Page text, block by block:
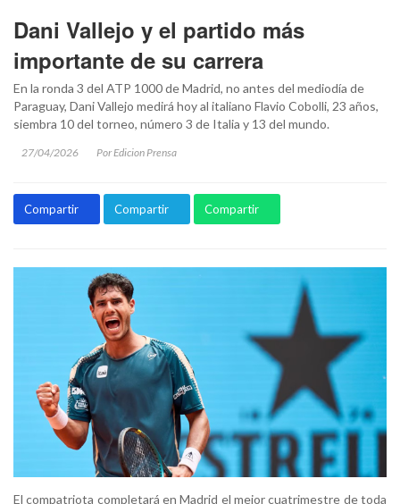
Dani Vallejo y el partido más
importante de su carrera
En la ronda 3 del ATP 1000 de Madrid, no antes del mediodía de
Paraguay, Dani Vallejo medirá hoy al italiano Flavio Cobolli, 23 años,
siembra 10 del torneo, número 3 de Italia y 13 del mundo.
27/04/2026 Por Edicion Prensa
Compartir Compartir Compartir
El compatriota completará en Madrid el mejor cuatrimestre de toda